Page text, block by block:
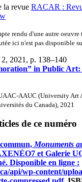
la revue RACAR :
rendu d'une autre
ici n'est pas disponible
2021 , p. 138–140
in Public
AAUC (University Art
du Canada), 2021
de ce numéro
Monuments
et Galerie
Disponible en ligne :
api/wp-content/